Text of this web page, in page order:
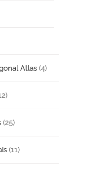
Atlas (4)
(25)
(11)